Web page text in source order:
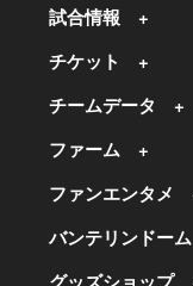
試合情報
チケット
チームデータ
ファーム
ファンエンタメ
バンテリンドーム